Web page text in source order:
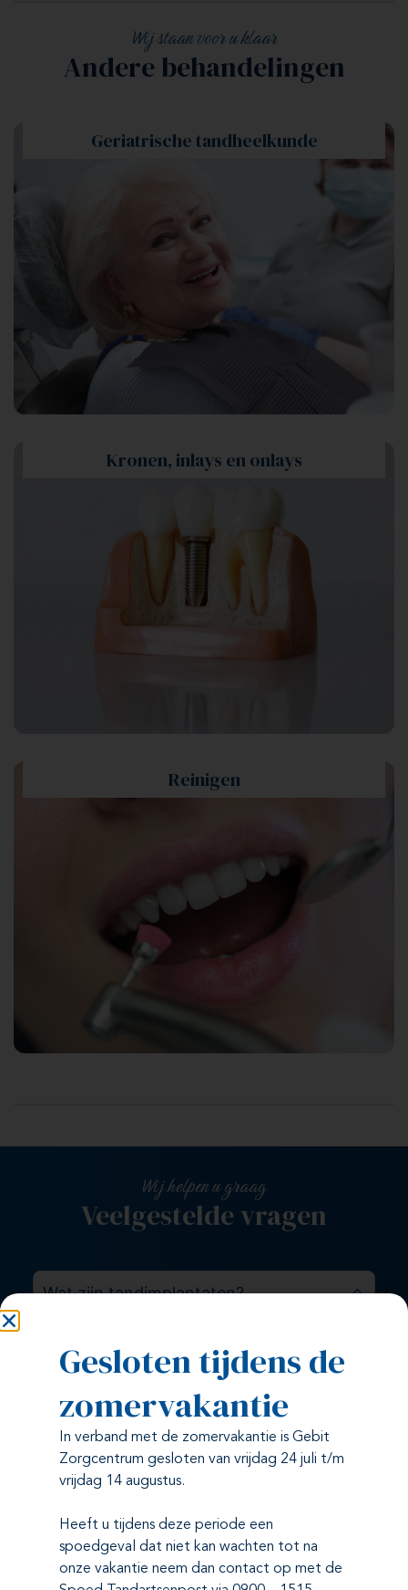
Wij staan voor u klaar
Andere behandelingen
Geriatrische tandheelkunde
Kronen, inlays en onlays
Reinigen
Wij helpen u graag
Veelgestelde vragen
Wat zijn tandimplantaten?
titanium, die in het kaakbot worden gezet. Ze
fungeren als vervangers voor de wortels van
tanden of kiezen en dienen als basis voor kronen,
Wanneer is implantologie nodig?
Hoe wordt een tandimplantaat
geplaatst?
Gesloten tijdens de
zomervakantie
In verband met de zomervakantie is Gebit
Zorgcentrum gesloten van vrijdag 24 juli t/m
vrijdag 14 augustus.
Heeft u tijdens deze periode een
spoedgeval dat niet kan wachten tot na
onze vakantie neem dan contact op met de